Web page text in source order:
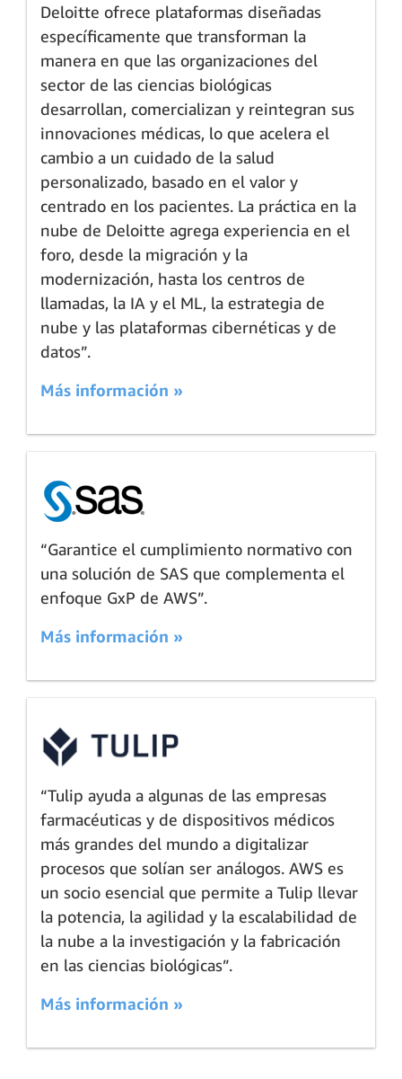
Deloitte ofrece plataformas diseñadas
específicamente que transforman la
manera en que las organizaciones del
sector de las ciencias biológicas
desarrollan, comercializan y reintegran sus
innovaciones médicas, lo que acelera el
cambio a un cuidado de la salud
personalizado, basado en el valor y
centrado en los pacientes. La práctica en la
nube de Deloitte agrega experiencia en el
foro, desde la migración y la
modernización, hasta los centros de
llamadas, la IA y el ML, la estrategia de
nube y las plataformas cibernéticas y de
datos”.
Más información »
“Garantice el cumplimiento normativo con
una solución de SAS que complementa el
enfoque GxP de AWS”.
Más información »
“Tulip ayuda a algunas de las empresas
farmacéuticas y de dispositivos médicos
más grandes del mundo a digitalizar
procesos que solían ser análogos. AWS es
un socio esencial que permite a Tulip llevar
la potencia, la agilidad y la escalabilidad de
la nube a la investigación y la fabricación
en las ciencias biológicas”.
Más información »